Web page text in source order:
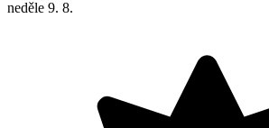
neděle 9. 8.